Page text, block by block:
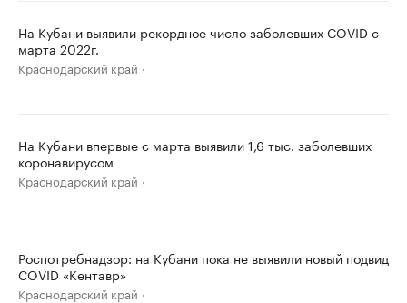
На Кубани выявили рекордное число заболевших COVID с
марта 2022г.
Краснодарский край
На Кубани впервые с марта выявили 1,6 тыс. заболевших
коронавирусом
Краснодарский край
Роспотребнадзор: на Кубани пока не выявили новый подвид
COVID «Кентавр»
Краснодарский край